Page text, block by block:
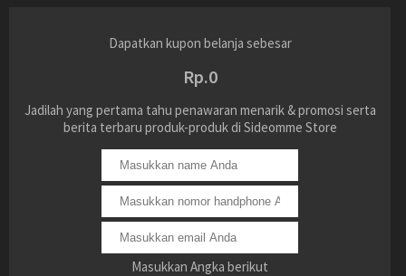
Dapatkan kupon belanja sebesar
Rp.0
Jadilah yang pertama tahu penawaran menarik & promosi serta
berita terbaru produk-produk di Sideomme Store
Masukkan Angka berikut